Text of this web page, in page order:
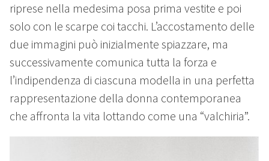
riprese nella medesima posa prima vestite e poi
solo con le scarpe coi tacchi. L’accostamento delle
due immagini può inizialmente spiazzare, ma
successivamente comunica tutta la forza e
l’indipendenza di ciascuna modella in una perfetta
rappresentazione della donna contemporanea
che affronta la vita lottando come una “valchiria”.